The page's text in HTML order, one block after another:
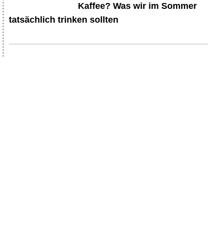
Kaffee? Was wir im Sommer
tatsächlich trinken sollten